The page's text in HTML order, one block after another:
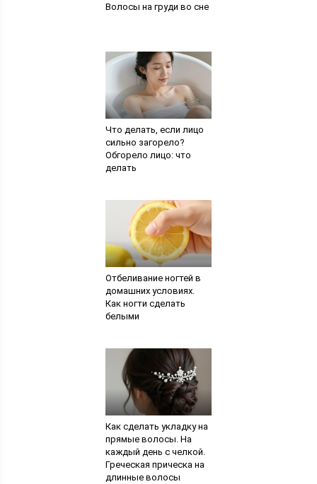
Волосы на груди во сне
Что делать, если лицо
сильно загорело?
Обгорело лицо: что
делать
Отбеливание ногтей в
домашних условиях.
Как ногти сделать
белыми
Как сделать укладку на
прямые волосы. На
каждый день с челкой.
Греческая прическа на
длинные волосы